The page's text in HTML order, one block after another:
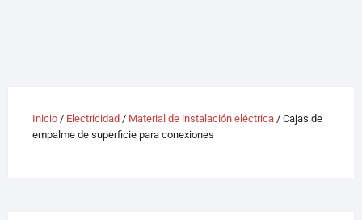
Inicio/ Electricidad / Material de instalación eléctrica/ Cajas de
empalme de superficie para conexiones